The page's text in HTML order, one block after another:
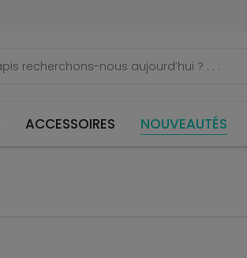
ACCESSOIRES NOUVEAUTÉS